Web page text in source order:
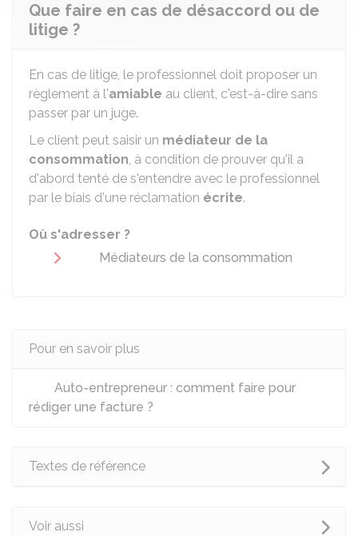
Que faire en cas de désaccord ou de
litige ?
En cas de litige, le professionnel doit proposer un
règlement à l'amiable au client, c'est-à-dire sans
passer par un juge.
Le client peut saisir un médiateur de la
consommation, à condition de prouver qu'il a
d'abord tenté de s'entendre avec le professionnel
par le biais d'une réclamation écrite.
Où s'adresser ?
Médiateurs de la consommation
Pour en savoir plus
Auto-entrepreneur : comment faire pour
rédiger une facture ?
Textes de référence
Voir aussi